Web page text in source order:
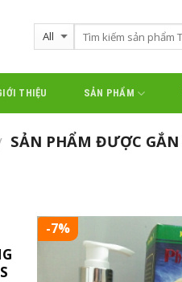
THIỆU SẢN PHẨM
SẢN PHẨM ĐƯỢC
-7%